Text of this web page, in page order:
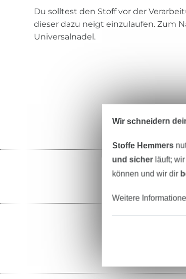
Du solltest den Stoff vor der
dieser dazu neigt einzulaufen. Zum
Universalnadel.
Wir schneidern
Stoffe Hemmers
und sicherläuft; wir
können und wir dir
Weitere